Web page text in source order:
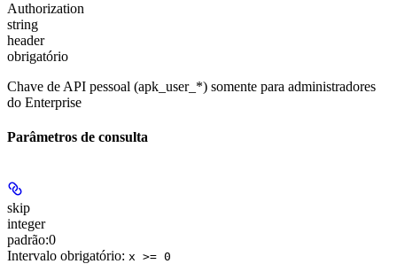
Authorization
string
header
obrigatório
Chave de API pessoal (apk_user_*) somente para administradores
do Enterprise
Parâmetros de consulta
skip
integer
padrão:0
Intervalo obrigatório: x >= 0